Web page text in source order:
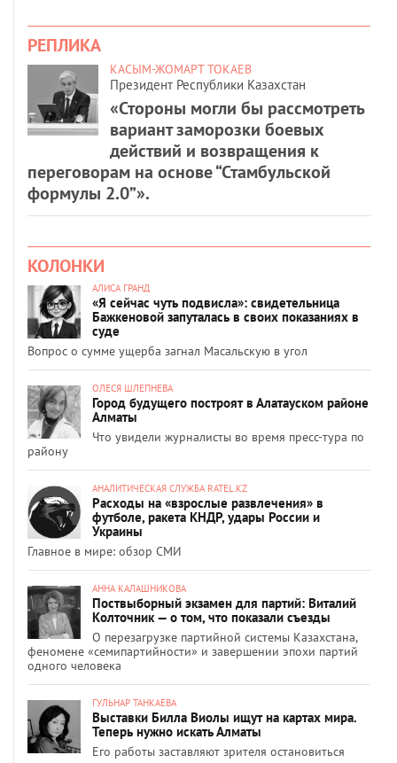
РЕПЛИКА
КАСЫМ-ЖОМАРТ ТОКАЕВ
Президент Республики Казахстан
«Стороны могли бы рассмотреть
вариант заморозки боевых
действий и возвращения к
переговорам на основе “Стамбульской
формулы 2.0”».
КОЛОНКИ
АЛИСА ГРАНД
«Я сейчас чуть подвисла»: свидетельница
Бажкеновой запуталась в своих показаниях в
суде
Вопрос о сумме ущерба загнал Масальскую в угол
ОЛЕСЯ ШЛЕПНЕВА
Город будущего построят в Алатауском районе
Алматы
Что увидели журналисты во время пресс-тура по
району
АНАЛИТИЧЕСКАЯ СЛУЖБА RATEL.KZ
Расходы на «взрослые развлечения» в
футболе, ракета КНДР, удары России и
Украины
Главное в мире: обзор СМИ
АННА КАЛАШНИКОВА
Поствыборный экзамен для партий: Виталий
Колточник — о том, что показали съезды
О перезагрузке партийной системы Казахстана,
феномене «семипартийности» и завершении эпохи партий
одного человека
ГУЛЬНАР ТАНКАЕВА
Выставки Билла Виолы ищут на картах мира.
Теперь нужно искать Алматы
Его работы заставляют зрителя остановиться